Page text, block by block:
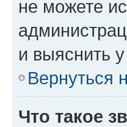
не можете
и выяснить
Вернуться
Что такое